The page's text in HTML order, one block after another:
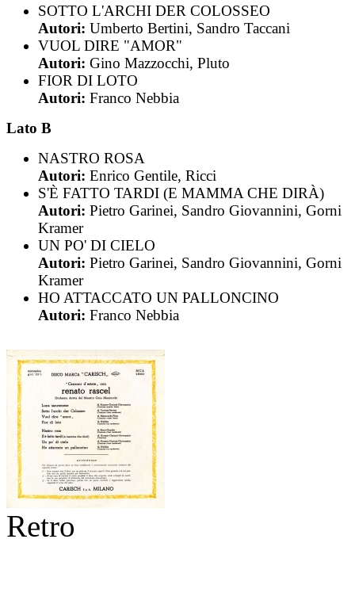
SOTTO L'ARCHI DER COLOSSEO
Autori: Umberto Bertini, Sandro Taccani
VUOL DIRE "AMOR"
Autori: Gino Mazzocchi, Pluto
FIOR DI LOTO
Autori: Franco Nebbia
Lato B
NASTRO ROSA
Autori: Enrico Gentile, Ricci
S'È FATTO TARDI (E MAMMA CHE DIRÀ)
Autori: Pietro Garinei, Sandro Giovannini, Gorni
Kramer
UN PO' DI CIELO
Autori: Pietro Garinei, Sandro Giovannini, Gorni
Kramer
HO ATTACCATO UN PALLONCINO
Autori: Franco Nebbia
Retro